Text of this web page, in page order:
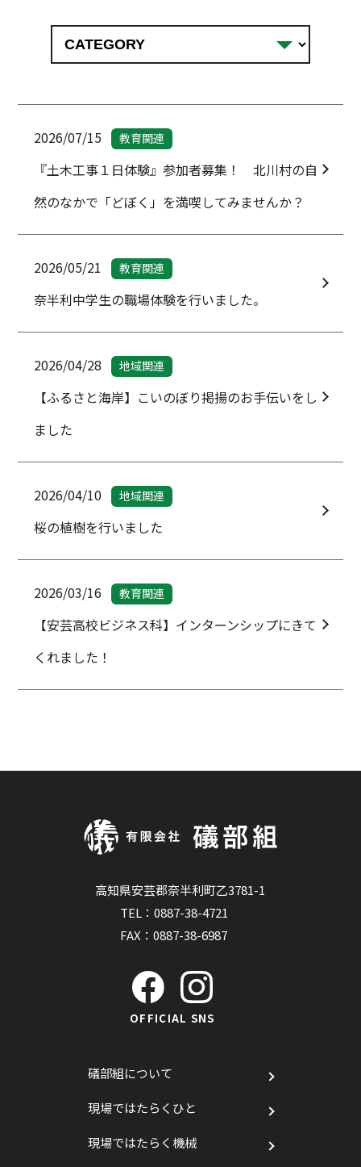
2026/07/15 教育関連
『土木工事１日体験』参加者募集！ 北川村の自
然のなかで「どぼく」を満喫してみませんか？
2026/05/21 教育関連
奈半利中学生の職場体験を行いました。
2026/04/28 地域関連
【ふるさと海岸】こいのぼり掲揚のお手伝いをし
ました
2026/04/10 地域関連
桜の植樹を行いました
2026/03/16 教育関連
【安芸高校ビジネス科】インターンシップにきて
くれました！
高知県安芸郡奈半利町乙3781-1
TEL：0887-38-4721
FAX：0887-38-6987
OFFICIAL SNS
礒部組について
現場ではたらくひと
現場ではたらく機械